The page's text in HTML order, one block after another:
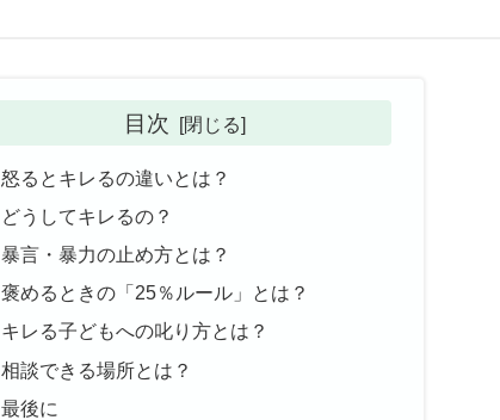
目次
怒るとキレるの違いとは？
どうしてキレるの？
暴言・暴力の止め方とは？
褒めるときの「25％ルール」とは？
キレる子どもへの叱り方とは？
相談できる場所とは？
最後に